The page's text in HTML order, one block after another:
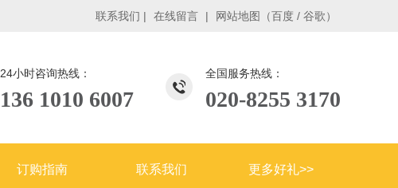
联系我们 | 在线留言 | 网站地图 （百度 / 谷歌）
全国服务热线：
020-8255 3170
24小时咨询热线：
136 1010 6007
订购指南 联系我们 更多好礼>>